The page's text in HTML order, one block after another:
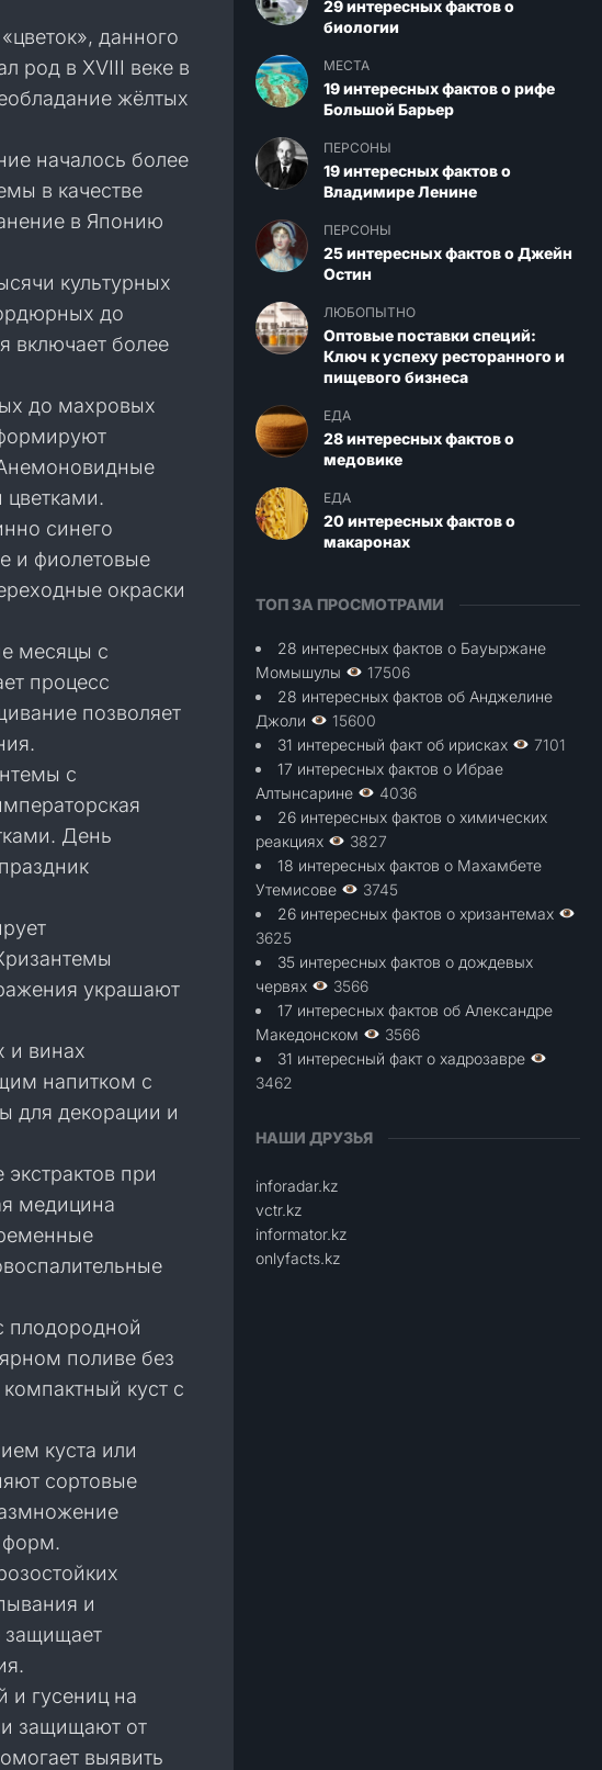
данного
род в XVIII веке в
жёлтых
началось более
в качестве
в Японию
культурных
до
включает более
до махровых
синего
и фиолетовые
окраски
месяцы с
процесс
позволяет
с
День
украшают
и винах
напитком с
для декорации и
при
медицина
плодородной
поливе без
куст с
куста или
сортовые
форм.
и
защищает
и гусениц на
защищают от
выявить
29 интересных фактов о
биологии
МЕСТА
19 интересных фактов о рифе
Большой Барьер
ПЕРСОНЫ
19 интересных фактов о
Владимире Ленине
ПЕРСОНЫ
25 интересных фактов о Джейн
Остин
ЛЮБОПЫТНО
Оптовые поставки специй:
Ключ к успеху ресторанного и
пищевого бизнеса
ЕДА
28 интересных фактов о
медовике
ЕДА
20 интересных фактов о
макаронах
ТОП ЗА ПРОСМОТРАМИ
28 интересных фактов о Бауыржане
Момышулы
17506
28 интересных фактов об Анджелине
Джоли
15600
31 интересный факт об ирисках
7101
17 интересных фактов о Ибрае
Алтынсарине
4036
26 интересных фактов о химических
реакциях
3827
18 интересных фактов о Махамбете
Утемисове
3745
26 интересных фактов о хризантемах
3625
35 интересных фактов о дождевых
червях
3566
17 интересных фактов об Александре
Македонском
3566
31 интересный факт о хадрозавре
3462
НАШИ ДРУЗЬЯ
inforadar.kz
vctr.kz
informator.kz
onlyfacts.kz